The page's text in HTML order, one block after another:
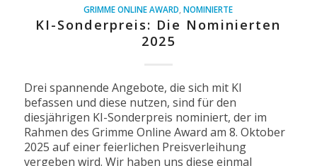
GRIMME ONLINE AWARD ,NOMINIERTE
KI-Sonderpreis: Die Nominierten
2025
Drei spannende Angebote, die sich mit KI
befassen und diese nutzen, sind für den
diesjährigen KI-Sonderpreis nominiert, der im
Rahmen des Grimme Online Award am 8. Oktober
2025 auf einer feierlichen Preisverleihung
vergeben wird. Wir haben uns diese einmal